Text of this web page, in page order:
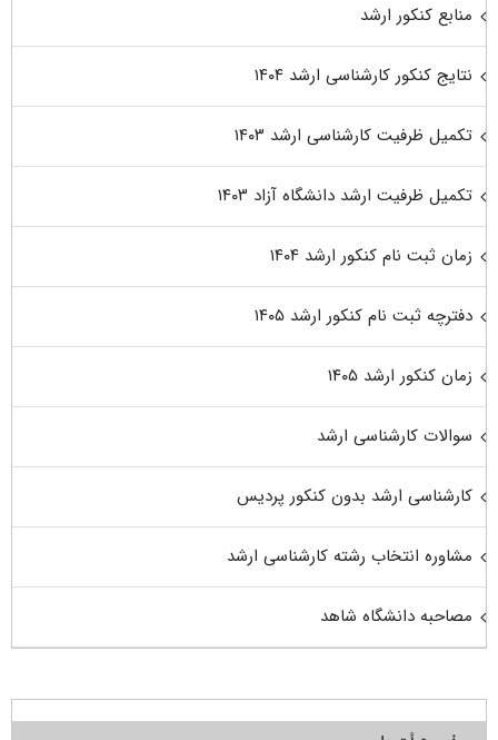
منابع کنکور ارشد
نتایج کنکور کارشناسی ارشد ۱۴۰۴
تکمیل ظرفیت کارشناسی ارشد ۱۴۰۳
تکمیل ظرفیت ارشد دانشگاه آزاد ۱۴۰۳
زمان ثبت نام کنکور ارشد ۱۴۰۴
دفترچه ثبت نام کنکور ارشد ۱۴۰۵
زمان کنکور ارشد ۱۴۰۵
سوالات کارشناسی ارشد
کارشناسی ارشد بدون کنکور پردیس
مشاوره انتخاب رشته کارشناسی ارشد
مصاحبه دانشگاه شاهد